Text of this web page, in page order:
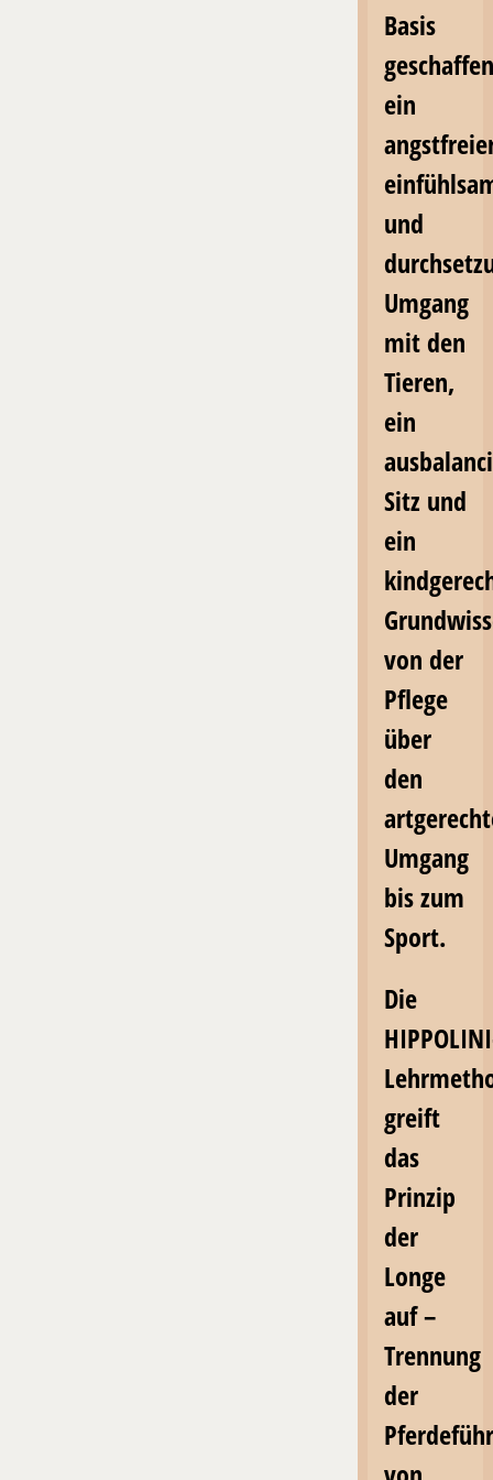
Basis
ein
und
Umgang
mit den
Tieren,
ein
Sitz und
ein
von der
Pflege
über
den
Umgang
bis zum
Sport.
Die
greift
das
Prinzip
der
Longe
auf –
Trennung
der